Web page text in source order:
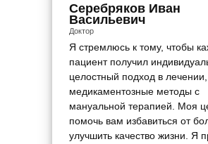
Серебряков Иван
Васильевич
Доктор
Я стремлюсь к тому, чтобы
пациент получил
целостный подход в лечении,
медикаментозные методы с
мануальной терапией. Моя
помочь вам избавиться от
улучшить качество жизни. Я